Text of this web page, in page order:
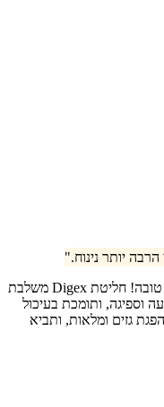
יותר נינוח."
מערכת עיכול מאוזנת היא המפתח להרגשה טובה! חליטת Digex משלבת
וספיגה, ותומכת בעיכול
גזים ומלאות, ותביא